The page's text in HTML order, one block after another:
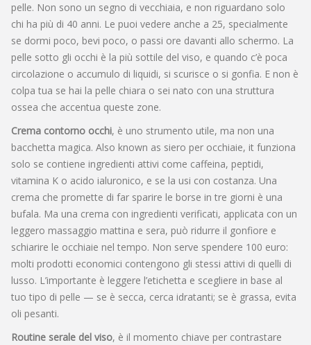
pelle. Non sono un segno di vecchiaia, e non riguardano solo
chi ha più di 40 anni. Le puoi vedere anche a 25, specialmente
se dormi poco, bevi poco, o passi ore davanti allo schermo. La
pelle sotto gli occhi è la più sottile del viso, e quando c’è poca
circolazione o accumulo di liquidi, si scurisce o si gonfia. E non è
colpa tua se hai la pelle chiara o sei nato con una struttura
ossea che accentua queste zone.
Crema contorno occhi, è uno strumento utile, ma non una
bacchetta magica. Also known as siero per occhiaie, it funziona
solo se contiene ingredienti attivi come caffeina, peptidi,
vitamina K o acido ialuronico, e se la usi con costanza. Una
crema che promette di far sparire le borse in tre giorni è una
bufala. Ma una crema con ingredienti verificati, applicata con un
leggero massaggio mattina e sera, può ridurre il gonfiore e
schiarire le occhiaie nel tempo. Non serve spendere 100 euro:
molti prodotti economici contengono gli stessi attivi di quelli di
lusso. L’importante è leggere l’etichetta e scegliere in base al
tuo tipo di pelle — se è secca, cerca idratanti; se è grassa, evita
oli pesanti.
Routine serale del viso, è il momento chiave per contrastare